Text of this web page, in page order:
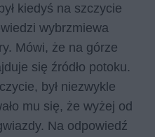
kiedyś na szczycie
wybrzmiewa
Mówi, że na górze
się źródło potoku.
był niezwykle
mu się, że wyżej od
Na odpowiedź